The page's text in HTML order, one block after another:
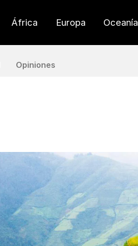
África Europa Oceanía
Opiniones